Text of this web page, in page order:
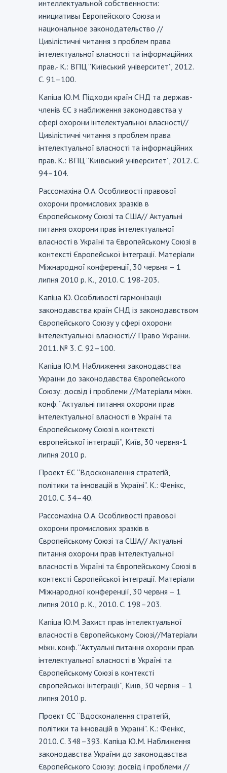
интеллектуальной собственности:
инициативы Европейского Союза и
национальное законодательство //
Цивілістичні читання з проблем права
інтелектуальної власності та інформаційних
прав.- К.: ВПЦ ”Київський університет”, 2012.
С. 91–100.
Капіца Ю.М. Підходи країн СНД та держав-
членів ЄС з наближення законодавства у
сфері охорони інтелектуальної власності//
Цивілістичні читання з проблем права
інтелектуальної власності та інформаційних
прав. К.: ВПЦ ”Київський університет”, 2012. С.
94–104.
Рассомахіна О.А. Особливості правової
охорони промислових зразків в
Європейському Союзі та США// Актуальні
питання охорони прав інтелектуальної
власності в Україні та Європейському Союзі в
контексті Європейської інтеграції. Матеріали
Міжнародної конференції, 30 червня – 1
липня 2010 р. К., 2010. С. 198-203.
Капіца Ю. Особливості гармонізації
законодавства країн СНД із законодавством
Європейського Союзу у сфері охорони
інтелектуальної власності// Право України.
2011. № 3. C. 92–100.
Капіца Ю.М. Наближення законодавства
України до законодавства Європейського
Союзу: досвід і проблеми //Матеріали міжн.
конф. “Актуальні питання охорони прав
інтелектуальної власності в Україні та
Європейському Союзі в контексті
європейської інтеграції”, Київ, 30 червня-1
липня 2010 р.
Проект ЄС “Вдосконалення стратегій,
політики та інновацій в Україні”. К.: Фенікс,
2010. С. 34–40.
Рассомахіна О.А. Особливості правової
охорони промислових зразків в
Європейському Союзі та США// Актуальні
питання охорони прав інтелектуальної
власності в Україні та Європейському Союзі в
контексті Європейської інтеграції. Матеріали
Міжнародної конференції, 30 червня – 1
липня 2010 р. К., 2010. С. 198–203.
Капіца Ю.М. Захист прав інтелектуальної
власності в Європейському Союзі//Матеріали
міжн. конф. “Актуальні питання охорони прав
інтелектуальної власності в Україні та
Європейському Союзі в контексті
європейської інтеграції”, Київ, 30 червня – 1
липня 2010 р.
Проект ЄС “Вдосконалення стратегій,
політики та інновацій в Україні”. К.: Фенікс,
2010. С. 348–393. Капіца Ю.М. Наближення
законодавства України до законодавства
Європейського Союзу: досвід і проблеми //